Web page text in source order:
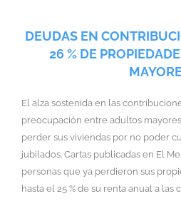
DEUDAS EN
26 % DE
El alza sostenida en las
preocupación entre adultos
perder sus viviendas por no poder
jubilados. Cartas publicadas en El
personas que ya perdieron sus
hasta el 25 % de su renta anual a las